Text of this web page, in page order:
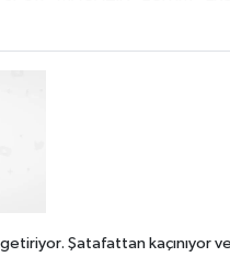
Şatafattan kaçınıyor